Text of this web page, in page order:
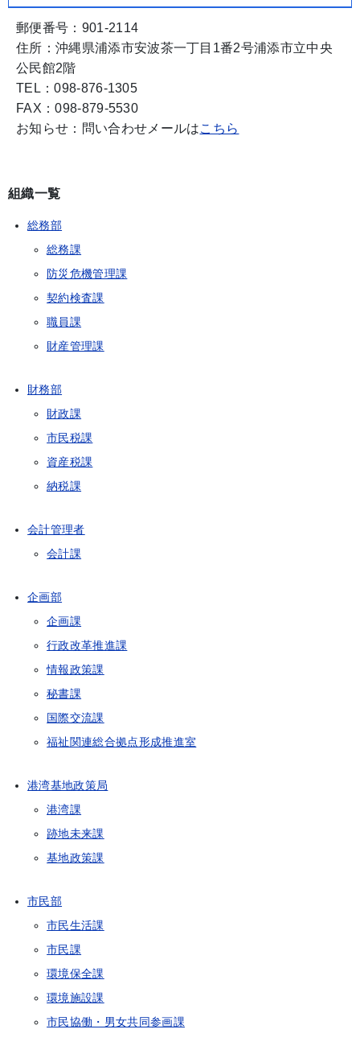
郵便番号：901-2114
住所：沖縄県浦添市安波茶一丁目1番2号浦添市立中央
公民館2階
TEL：098-876-1305
FAX：098-879-5530
お知らせ：問い合わせメールはこちら
組織一覧
総務部
総務課
防災危機管理課
契約検査課
職員課
財産管理課
財務部
財政課
市民税課
資産税課
納税課
会計管理者
会計課
企画部
企画課
行政改革推進課
情報政策課
秘書課
国際交流課
福祉関連総合拠点形成推進室
港湾基地政策局
港湾課
跡地未来課
基地政策課
市民部
市民生活課
市民課
環境保全課
環境施設課
市民協働・男女共同参画課